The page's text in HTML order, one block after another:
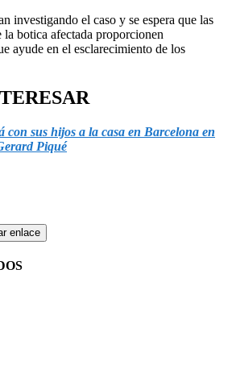
investigando el caso y se espera que las
la botica afectada proporcionen
ayude en el esclarecimiento de los
con sus hijos a la casa en Barcelona en
Piqué
enlace